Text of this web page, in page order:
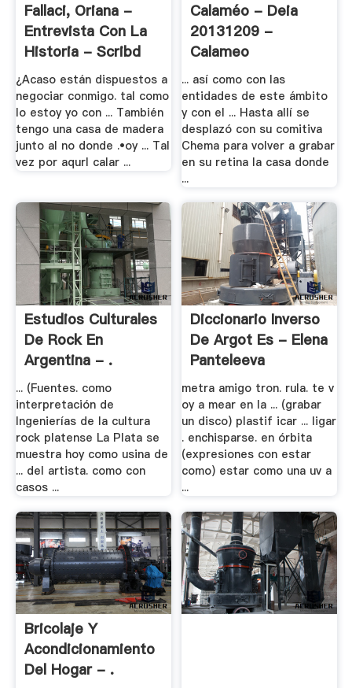
Fallaci, Oriana -
Entrevista Con La
Historia - Scribd
¿Acaso están dispuestos a
negociar conmigo. tal como
lo estoy yo con ... También
tengo una casa de madera
junto al no donde .•oy ... Tal
vez por aqurl calar ...
Calaméo - Deia
20131209 -
Calameo
... así como con las
entidades de este ámbito
y con el ... Hasta allí se
desplazó con su comitiva
Chema para volver a grabar
en su retina la casa donde
...
Estudios Culturales
De Rock En
Argentina - .
... (Fuentes. como
interpretación de
Ingenierías de la cultura
rock platense La Plata se
muestra hoy como usina de
... del artista. como con
casos ...
Diccionario Inverso
De Argot Es - Elena
Panteleeva
metra amigo tron. rula. te v
oy a mear en la ... (grabar
un disco) plastif icar ... ligar
. enchisparse. en órbita
(expresiones con estar
como) estar como una uv a
...
Bricolaje Y
Acondicionamiento
Del Hogar - .